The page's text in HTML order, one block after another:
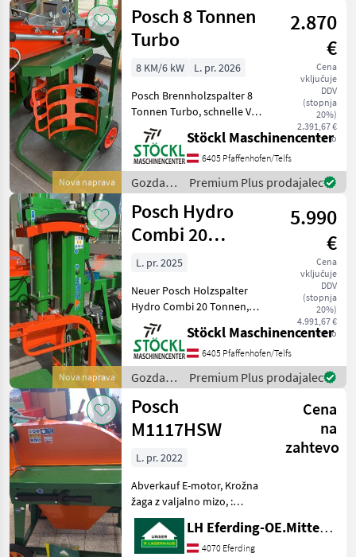
stoječ
in
lesarska
mehanizacija
/ Posch
Nova naprava
Posch 8 Tonnen
Turbo
2.870
€
Cena
vključuje
DDV
(stopnja
20%)
2.391,67 €
neto
8 KM/6 kW
L. pr. 2026
Posch Brennholzspalter 8
Tonnen Turbo, schnelle Vor
und
Rücklaufgeschwindigkeit,
55 cm Scheitellänge.
Maschine ist Neu. stoječi, E-
motorski pogon, : stoječi
Gozdarska
Stöckl Maschinencenter
6405 Pfaffenhofen/Telfs
Gozdarska
in
lesarska
mehanizacija
/ Posch
Premium Plus prodajalec
Nova naprava
Posch Hydro
Combi 20
Tonnen
5.990
€
Cena
vključuje
DDV
(stopnja
20%)
4.991,67 €
neto
L. pr. 2025
Neuer Posch Holzspalter
Hydro Combi 20 Tonnen,
Antrieb mit Zapfwelle,
mechanischer Stammheber,
Fixomatik, Autospeed,
Scheitellänge bis 105 cm.
Maschine ist Neu. stoj
Stöckl Maschinencenter
6405 Pfaffenhofen/Telfs
Gozdarska
in
lesarska
mehanizacija
/ Posch
Premium Plus prodajalec
Posch
M1117HSW
Cena
na
zahtevo
L. pr. 2022
Abverkauf E-motor, Krožna
žaga z valjalno mizo, :
Krožna žaga z valjalno mizo
Gozdarska in lesarska
mehanizacija Krožna žaga
LH Eferding-OE.Mitte, Eferding
4070 Eferding